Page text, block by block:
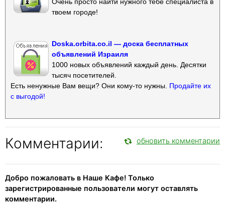
твоем городе!
Doska.orbita.co.il — доска бесплатных
объявлений Израиля
1000 новых объявлений каждый день. Десятки
тысяч посетителей.
Есть ненужные Вам вещи? Они кому-то нужны. Продайте их
с выгодой!
Комментарии: обновить комментарии
Добро пожаловать в Наше Кафе! Только
зарегистрированные пользователи могут оставлять
комментарии.